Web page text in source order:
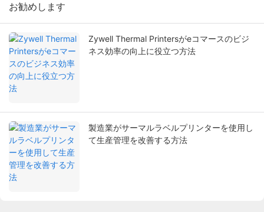
お勧めします
Zywell Thermal Printersがeコマースのビジ
ネス効率の向上に役立つ方法
製造業がサーマルラベルプリンターを使用し
て生産管理を改善する方法